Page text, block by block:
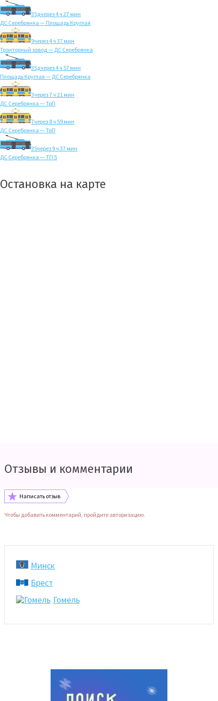
35дчерез 4 ч 27 мин
ДС Серебрянка — Площадь Круглая
9через 4 ч 37 мин
Тракторный завод — ДС Серебрянка
35дчерез 4 ч 57 мин
Площадь Круглая — ДС Серебрянка
3через 7 ч 21 мин
ДС Серебрянка — ТрП
7через 8 ч 59 мин
ДС Серебрянка — ТрП
35через 9 ч 37 мин
ДС Серебрянка — ТП 5
Остановка на карте
Отзывы и комментарии
Написать отзыв
Чтобы добавить комментарий, пройдите авторизацию.
Минск
Брест
Гомель